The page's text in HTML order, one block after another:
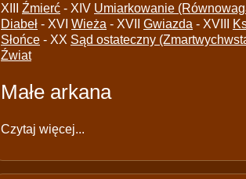
XIII Źmierć - XIV Umiarkowanie
Diabeł - XVI Wieża - XVII Gwiazda - XVIII
Słońce - XX Sąd ostateczny
Źwiat
Małe arkana
Czytaj więcej...